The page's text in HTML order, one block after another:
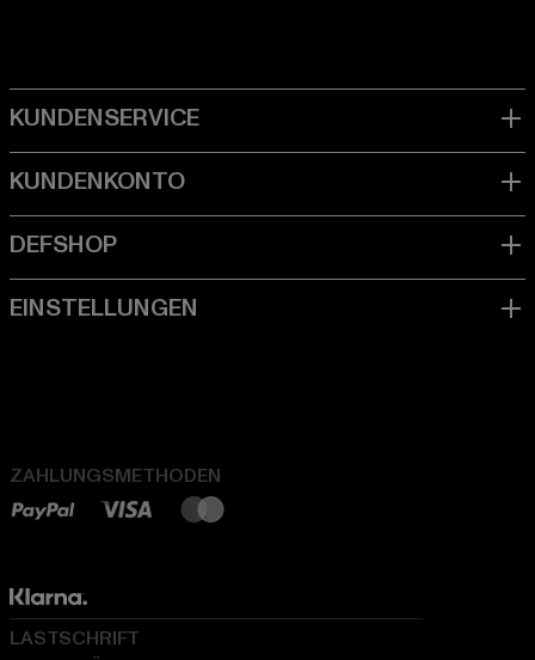
ZAHLUNGSMETHODEN
LASTSCHRIFT